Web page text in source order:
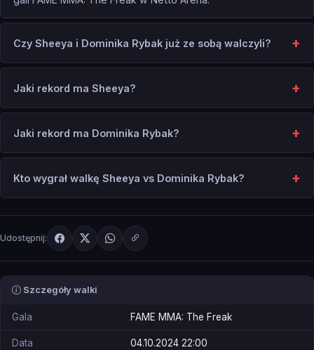
Czy Sheeya i Dominika Rybak już ze sobą walczyli?
Jaki rekord ma Sheeya?
Jaki rekord ma Dominika Rybak?
Kto wygrał walkę Sheeya vs Dominika Rybak?
Udostępnij:
Szczegóły walki
Gala FAME MMA: The Freak
Data 04.10.2024 22:00